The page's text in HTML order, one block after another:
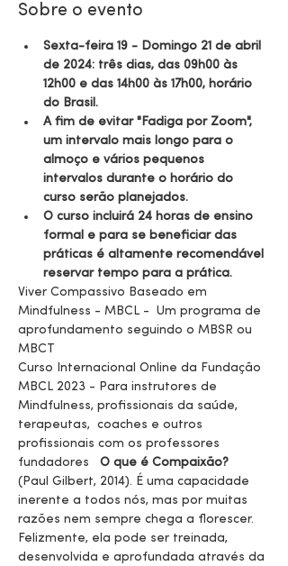
Sobre o evento
Sexta-feira 19 - Domingo 21 de abril
de 2024: três dias, das 09h00 às
12h00 e das 14h00 às 17h00, horário
do Brasil.
A fim de evitar "Fadiga por Zoom",
um intervalo mais longo para o
almoço e vários pequenos
intervalos durante o horário do
curso serão planejados.
O curso incluirá 24 horas de ensino
formal e para se beneficiar das
práticas é altamente recomendável
reservar tempo para a prática.
Viver Compassivo Baseado em
Mindfulness - MBCL -  Um programa de
aprofundamento seguindo o MBSR ou
MBCT
Curso Internacional Online da Fundação
MBCL 2023 - Para instrutores de
Mindfulness, profissionais da saúde,
terapeutas,  coaches e outros
profissionais com os professores
fundadores O que é Compaixão?
(Paul Gilbert, 2014). É uma capacidade
inerente a todos nós, mas por muitas
razões nem sempre chega a florescer.
Felizmente, ela pode ser treinada,
desenvolvida e aprofundada através da